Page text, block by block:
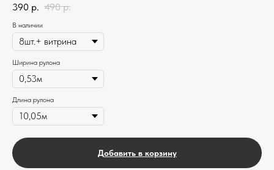
390 р. 490 р.
В наличии
Ширина рулона
Длина рулона
Добавить в корзину